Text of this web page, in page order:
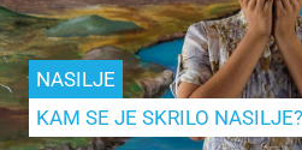
NASILJE
KAM SE JE SKRILO NASILJE?